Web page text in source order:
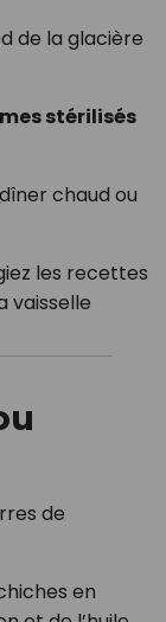
de la glacière
stérilisés
chaud ou
les recettes
vaisselle
de
en